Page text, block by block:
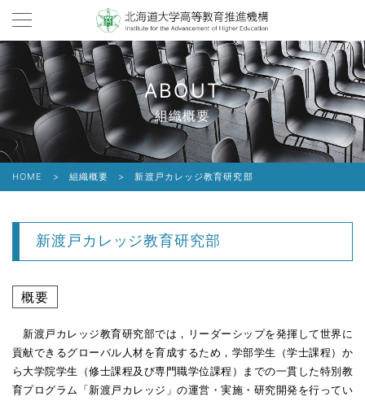
ABOUT
組織概要
HOME > 組織概要 >新渡戸カレッジ教育研究部
新渡戸カレッジ教育研究部
概要
新渡戸カレッジ教育研究部では，リーダーシップを発揮して世界に
貢献できるグローバル人材を育成するため，学部学生（学士課程）か
ら大学院学生（修士課程及び専門職学位課程）までの一貫した特別教
育プログラム「新渡戸カレッジ」の運営・実施・研究開発を行ってい